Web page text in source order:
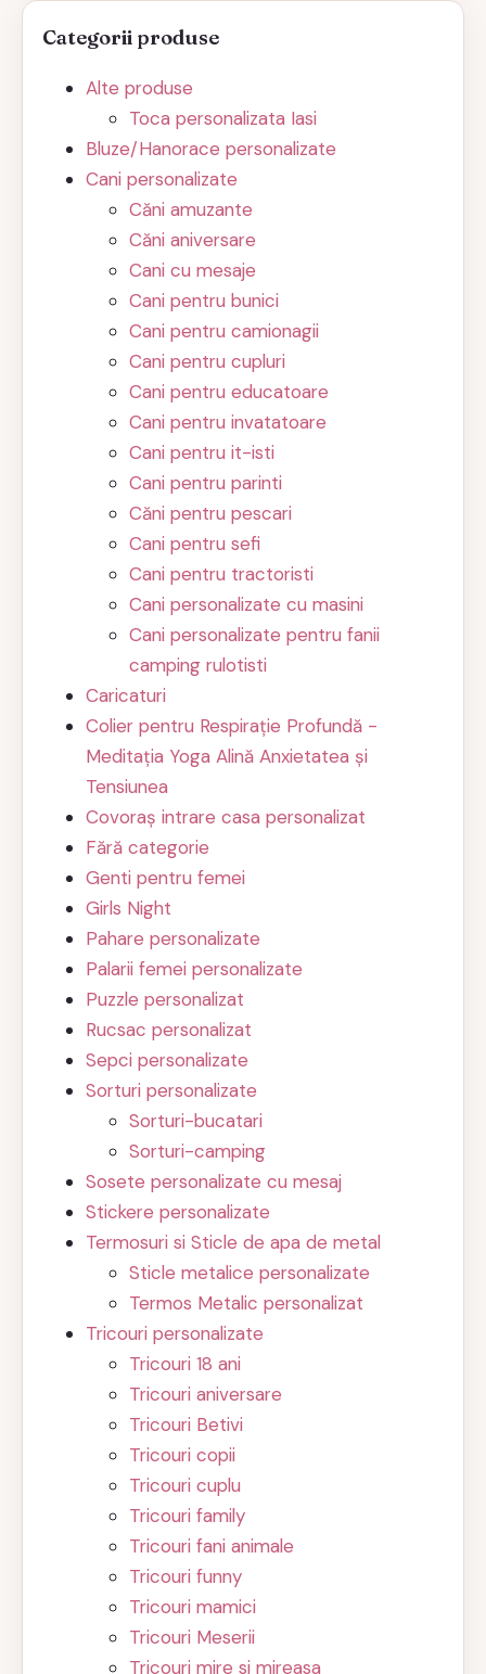
Categorii produse
Alte produse
Toca personalizata Iasi
Bluze/Hanorace personalizate
Cani personalizate
Căni amuzante
Căni aniversare
Cani cu mesaje
Cani pentru bunici
Cani pentru camionagii
Cani pentru cupluri
Cani pentru educatoare
Cani pentru invatatoare
Cani pentru it-isti
Cani pentru parinti
Căni pentru pescari
Cani pentru sefi
Cani pentru tractoristi
Cani personalizate cu masini
Cani personalizate pentru fanii
camping rulotisti
Caricaturi
Colier pentru Respirație Profundă -
Meditația Yoga Alină Anxietatea și
Tensiunea
Covoraș intrare casa personalizat
Fără categorie
Genti pentru femei
Girls Night
Pahare personalizate
Palarii femei personalizate
Puzzle personalizat
Rucsac personalizat
Sepci personalizate
Sorturi personalizate
Sorturi-bucatari
Sorturi-camping
Sosete personalizate cu mesaj
Stickere personalizate
Termosuri si Sticle de apa de metal
Sticle metalice personalizate
Termos Metalic personalizat
Tricouri personalizate
Tricouri 18 ani
Tricouri aniversare
Tricouri Betivi
Tricouri copii
Tricouri cuplu
Tricouri family
Tricouri fani animale
Tricouri funny
Tricouri mamici
Tricouri Meserii
Tricouri mire si mireasa